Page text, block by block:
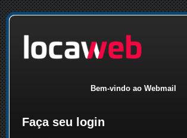
Bem-vindo ao Webmail
Faça seu login